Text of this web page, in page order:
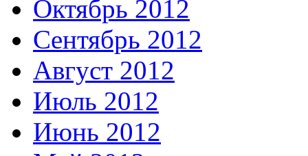
Октябрь 2012
Сентябрь 2012
Август 2012
Июль 2012
Июнь 2012